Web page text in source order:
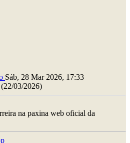
Sáb, 28 Mar 2026, 17:33
03/2026)
na paxina web oficial da